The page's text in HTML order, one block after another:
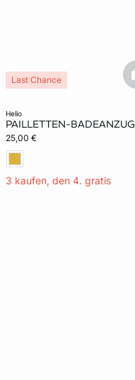
helio
PAILLETTEN-BADEANZUG
25,00 €
3 kaufen, den 4. gratis
Last Chance